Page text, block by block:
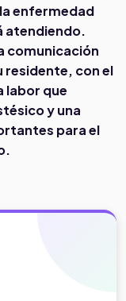
enfermedad
atendiendo.
comunicación
residente, con el
labor que
y una
para el